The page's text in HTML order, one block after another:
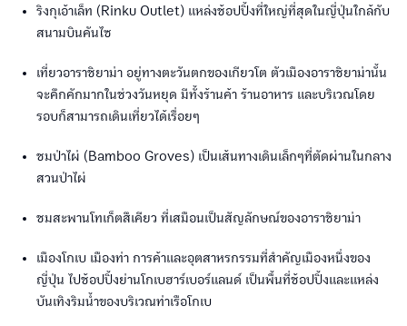
ริงกุเอ้าเล็ท (Rinku Outlet) แหล่งช้อปปิ้งที่ใหญ่ที่สุดในญี่ปุ่นใกล้กับ
สนามบินคันไซ
เที่ยวอาราชิยาม่า อยู่ทางตะวันตกของเกียวโต ตัวเมืองอาราชิยาม่านั้น
จะคึกคักมากในช่วงวันหยุด มีทั้งร้านค้า ร้านอาหาร และบริเวณโดย
รอบก็สามารถเดินเที่ยวได้เรื่อยๆ
ชมป่าไผ่ (Bamboo Groves) เป็นเส้นทางเดินเล็กๆที่ตัดผ่านในกลาง
สวนป่าไผ่
ชมสะพานโทเก็ตสึเคียว ที่เสมือนเป็นสัญลักษณ์ของอาราชิยาม่า
เมืองโกเบ เมืองท่า การค้าและอุตสาหรกรรมที่สำคัญเมืองหนึ่งของ
ญี่ปุ่น ไปช้อปปิ้งย่านโกเบฮาร์เบอร์แลนด์ เป็นพื้นที่ช้อปปิ้งและแหล่ง
บันเทิงริมน้ำของบริเวณท่าเรือโกเบ